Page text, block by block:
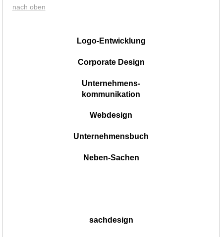
nach oben
Logo-Entwicklung
Corporate Design
Unternehmens-
kommunikation
Webdesign
Unternehmensbuch
Neben-Sachen
sachdesign